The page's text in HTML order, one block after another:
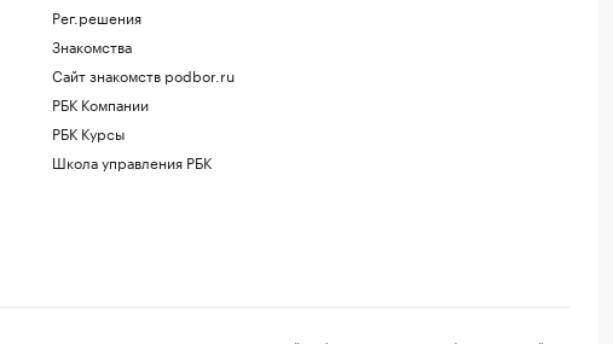
Рег.решения
Знакомства
Сайт знакомств podbor.ru
РБК Компании
РБК Курсы
Школа управления РБК